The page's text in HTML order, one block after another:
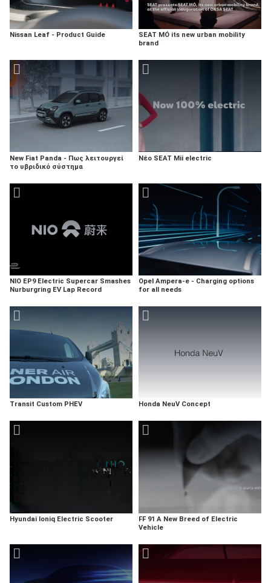
Nissan Leaf - Product Guide
SEAT MÓ its new urban mobility
brand
New Fiat Panda - Πως λειτουργεί
το υβριδικό σύστημα
Νέο SEAT Mii electric
NIO EP9 Electric Supercar Smashes
Nurburgring EV Lap Record
Opel Ampera-e - Charging options
for all needs
Transit Custom PHEV Honda NeuV Concept
Hyundai Ioniq Electric Scooter
FF 91 A New Breed of Electric
Vehicle